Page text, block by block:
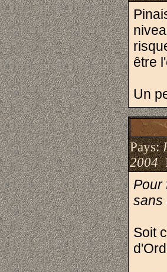
être
Un
Pays:
2004
Pour
sans
Soit